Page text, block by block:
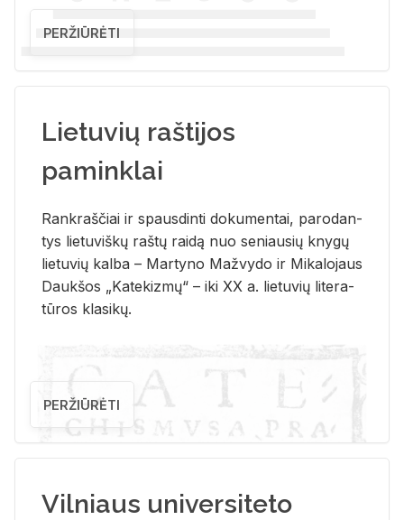
PERŽIŪRĖTI
Lietuvių raštijos
paminklai
Rank­raš­čiai ir spaus­din­ti do­ku­men­tai, pa­ro­dan­
tys lie­tu­viš­kų raš­tų rai­dą nuo se­niau­sių kny­gų
lie­tu­vių kal­ba – Mar­ty­no Ma­žvy­do ir Mi­ka­lo­jaus
Dauk­šos „Ka­te­kiz­mų“ – iki XX a. lie­tu­vių li­te­ra­
tū­ros kla­si­kų.
PERŽIŪRĖTI
Vilniaus universiteto